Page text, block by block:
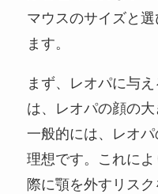
マウスのサイズと
ます。
まず、レオパに与
は、レオパの顔の大
一般的には、レオ
理想です。これに
際に顎を外すリスク